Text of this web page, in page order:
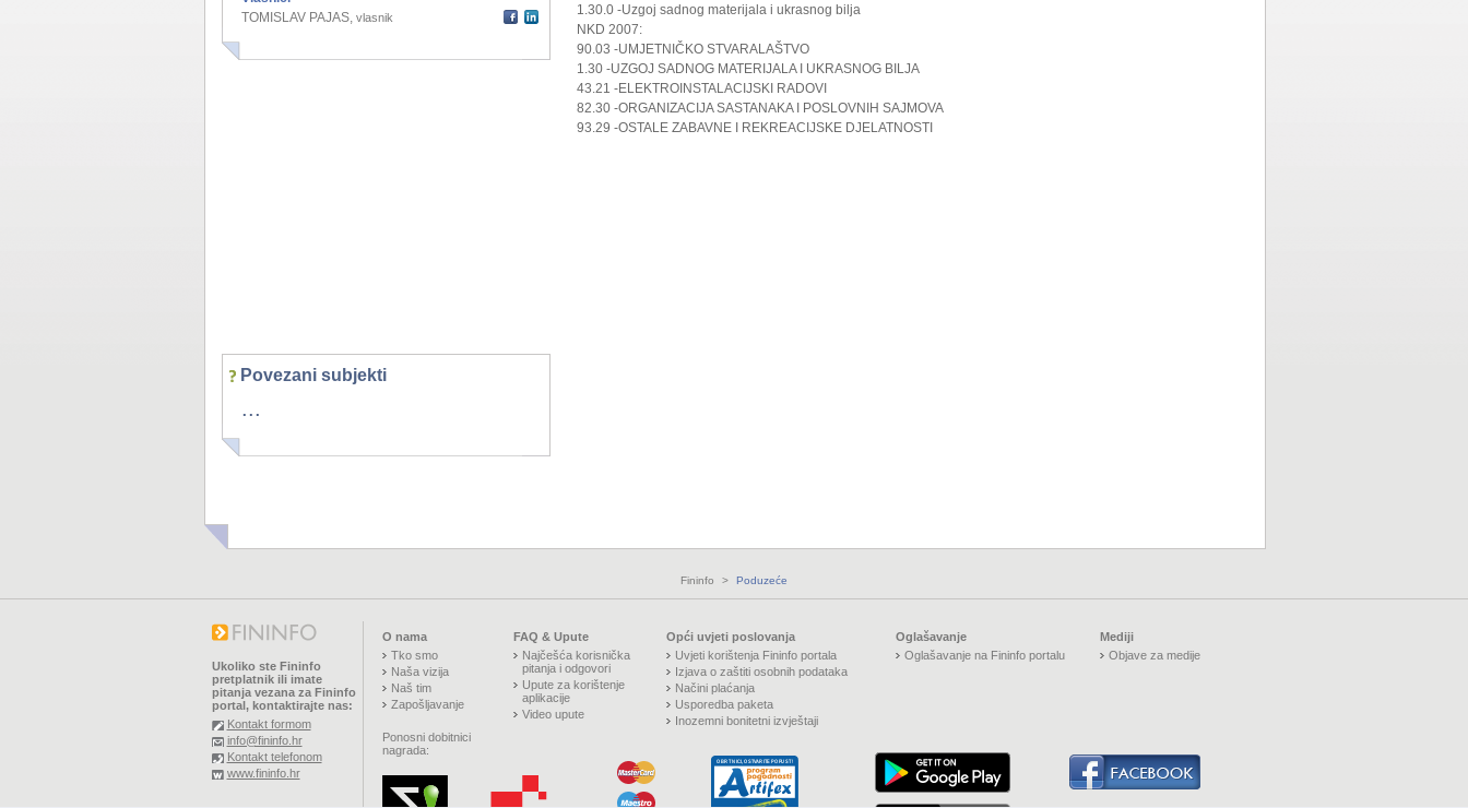
TOMISLAV PAJAS, vlasnik
Povezani subjekti
...
1.30.0 -Uzgoj sadnog materijala i ukrasnog bilja
NKD 2007:
90.03 -UMJETNIČKO STVARALAŠTVO
1.30 -UZGOJ SADNOG MATERIJALA I UKRASNOG BILJA
43.21 -ELEKTROINSTALACIJSKI RADOVI
82.30 -ORGANIZACIJA SASTANAKA I POSLOVNIH SAJMOVA
93.29 -OSTALE ZABAVNE I REKREACIJSKE DJELATNOSTI
Fininfo > Poduzeće
Ukoliko ste Fininfo
pretplatnik ili imate
pitanja vezana za Fininfo
portal, kontaktirajte nas:
Kontakt formom
info@fininfo.hr
Kontakt telefonom
www.fininfo.hr
O nama
Tko smo
Naša vizija
Naš tim
Zapošljavanje
Ponosni dobitnici
nagrada:
FAQ & Upute
Najčešća korisnička
pitanja i odgovori
Upute za korištenje
aplikacije
Video upute
Opći uvjeti poslovanja
Uvjeti korištenja Fininfo portala
Izjava o zaštiti osobnih podataka
Načini plaćanja
Usporedba paketa
Inozemni bonitetni izvještaji
Oglašavanje
Oglašavanje na Fininfo portalu
Mediji
Objave za medije